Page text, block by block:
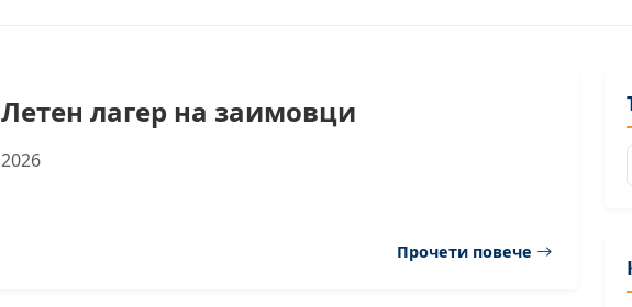
Летен лагер на заимовци
2026
Прочети повече